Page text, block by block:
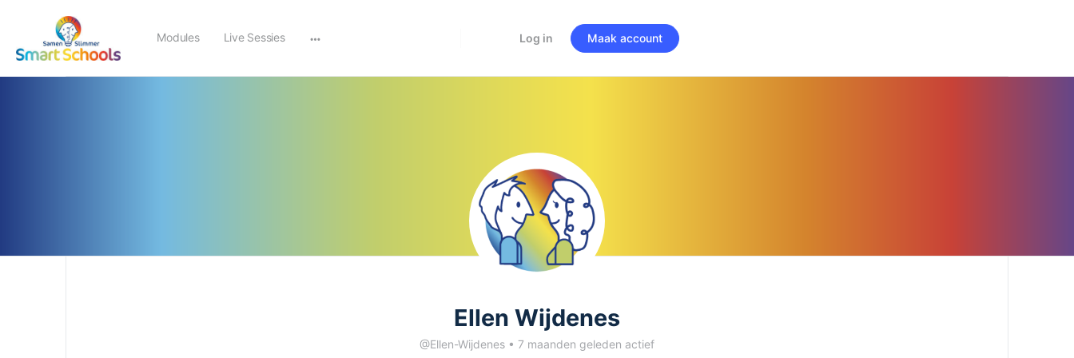
Modules Live Sessies Log in Maak account
Ellen Wijdenes
@Ellen-Wijdenes • 7 maanden geleden actief